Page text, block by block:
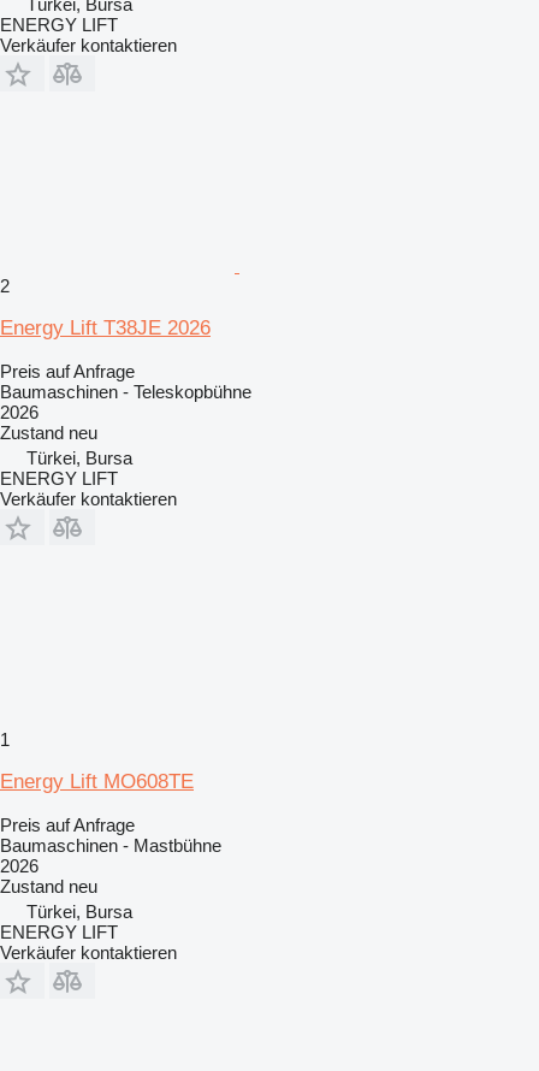
Türkei, Bursa
ENERGY LIFT
Verkäufer kontaktieren
2
Energy Lift T38JE 2026
Preis auf Anfrage
Baumaschinen - Teleskopbühne
2026
Zustand neu
Türkei, Bursa
ENERGY LIFT
Verkäufer kontaktieren
1
Energy Lift MO608TE
Preis auf Anfrage
Baumaschinen - Mastbühne
2026
Zustand neu
Türkei, Bursa
ENERGY LIFT
Verkäufer kontaktieren